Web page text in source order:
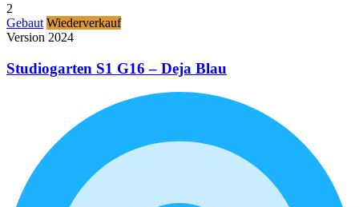
2
Gebaut Wiederverkauf
Version 2024
Studiogarten S1 G16 – Deja Blau